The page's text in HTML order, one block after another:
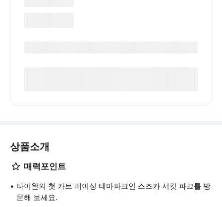
상품소개
매력포인트
타이완의 첫 카트 레이싱 테마파크인 스즈카 서킷 파크를 방
문해 보세요.